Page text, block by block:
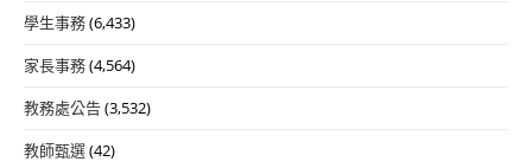
學生事務(6,433)
家長事務(4,564)
教務處公告(3,532)
教師甄選(42)